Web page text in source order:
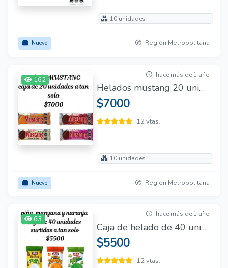
10 unidades
Nuevo Región Metropolitana
162
hace más de 1 año
Helados mustang 20 unidades
$7000
12 vtas.
10 unidades
Nuevo Región Metropolitana
63
hace más de 1 año
Caja de helado de 40 unidades
$5500
12 vtas.